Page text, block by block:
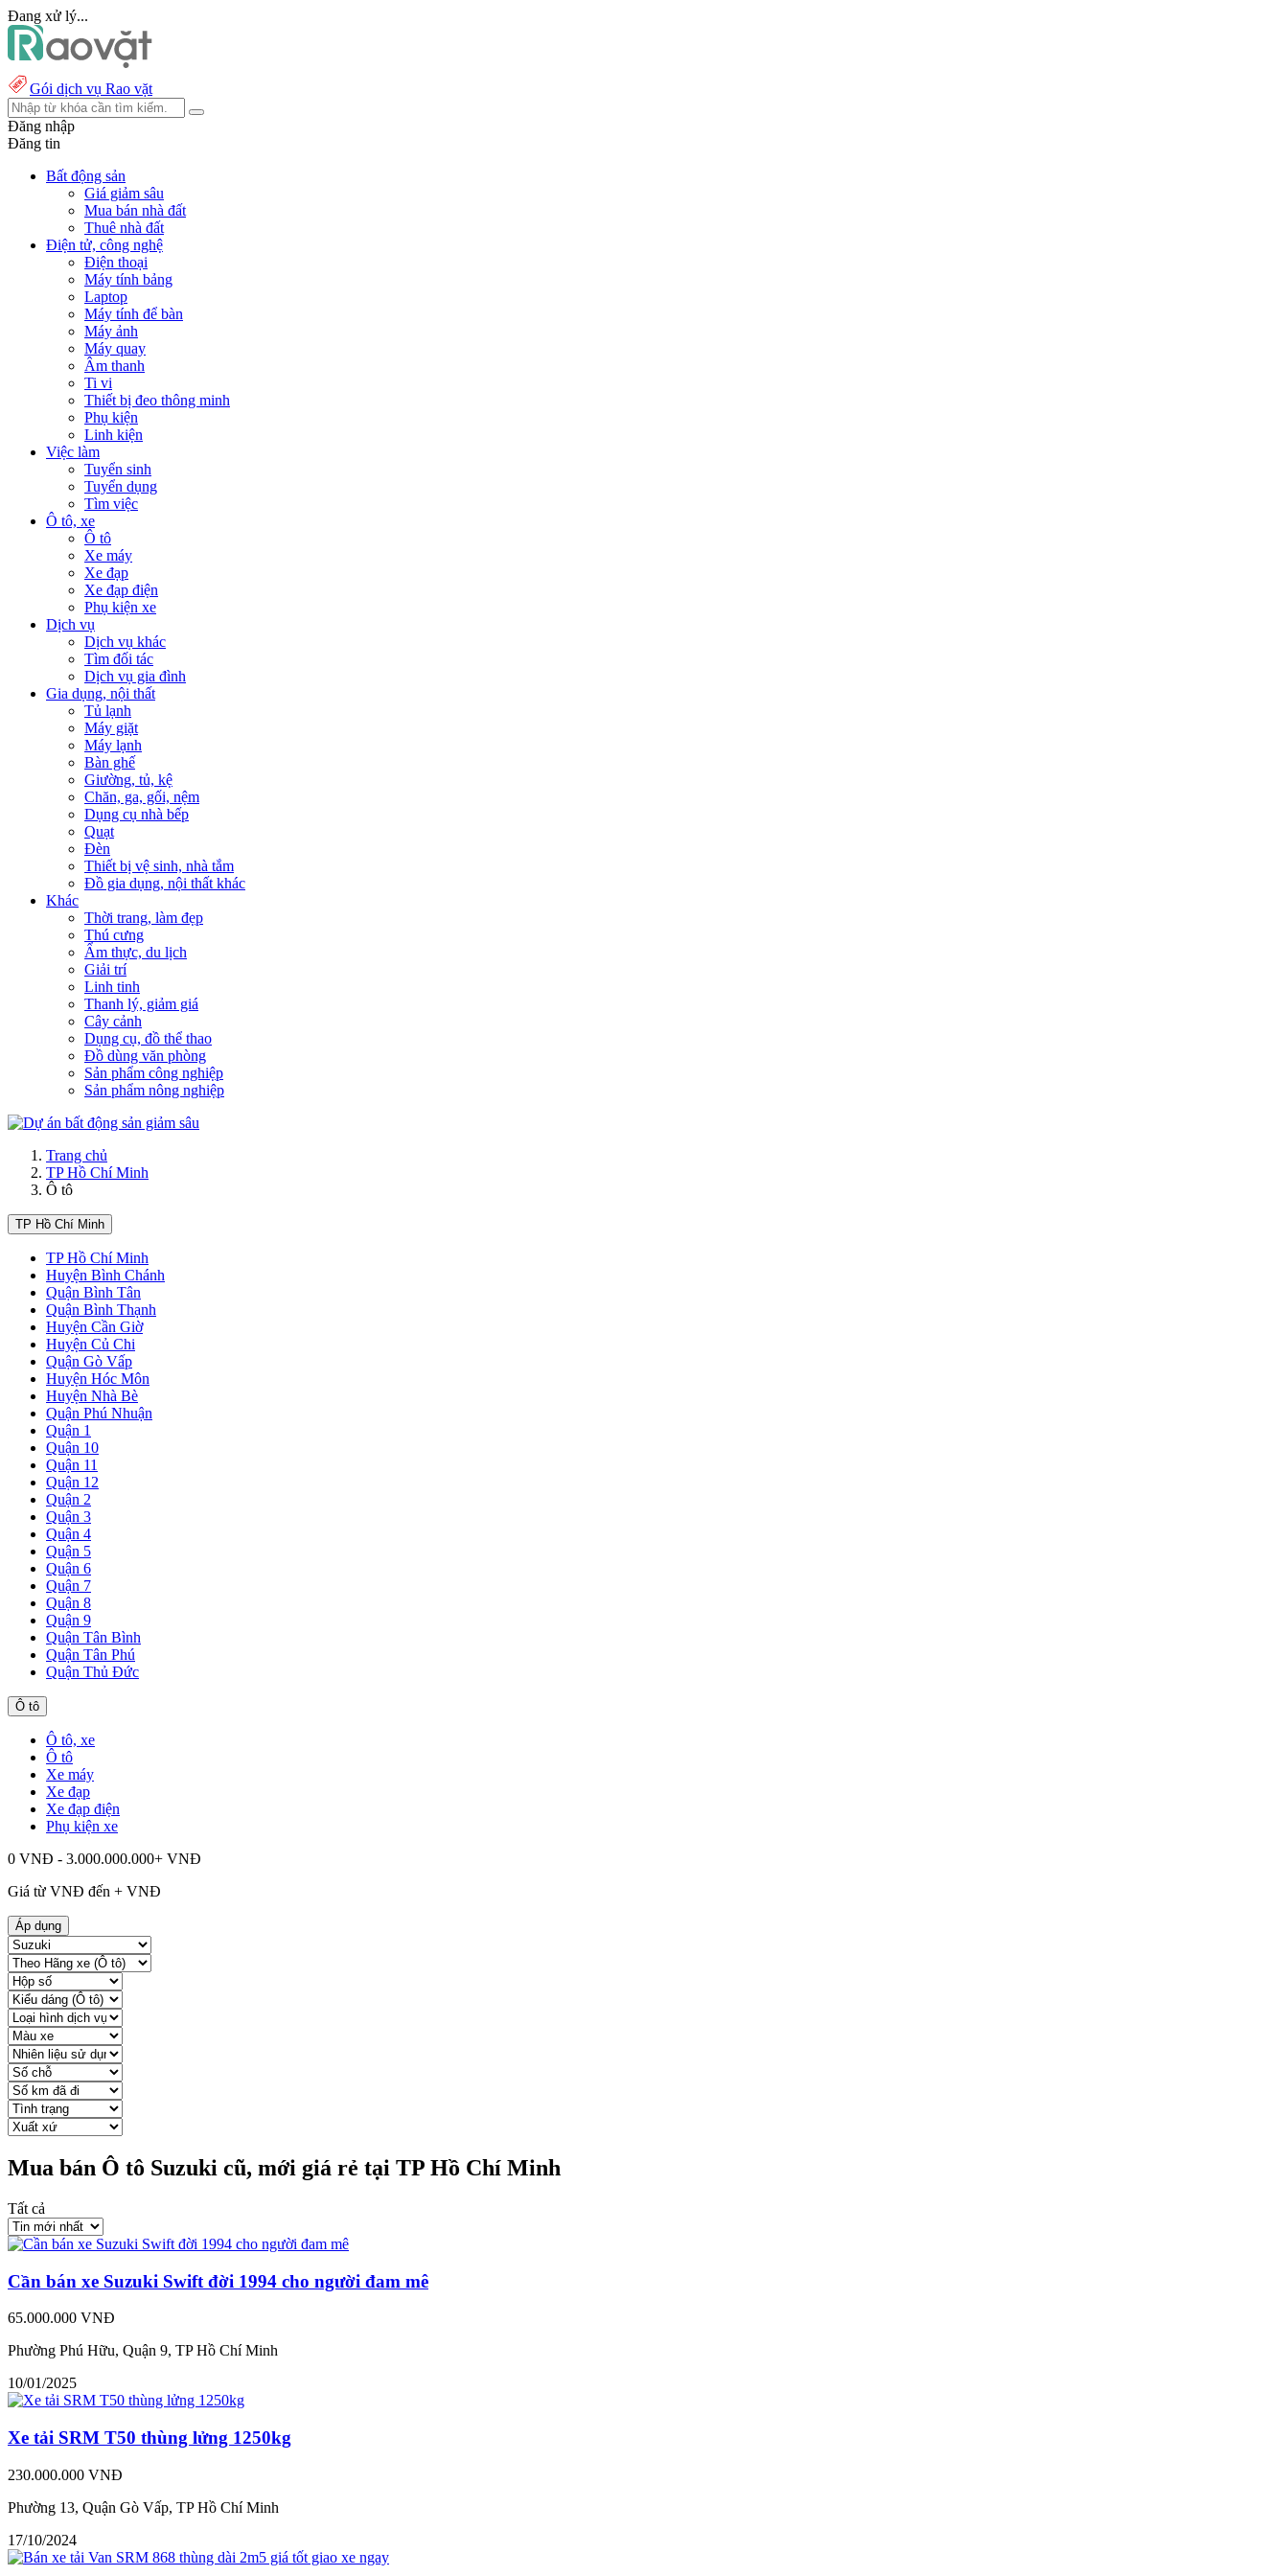
Đang xử lý...
Gói dịch vụ Rao vặt
Đăng nhập
Đăng tin
Bất động sản
Giá giảm sâu
Mua bán nhà đất
Thuê nhà đất
Điện tử, công nghệ
Điện thoại
Máy tính bảng
Laptop
Máy tính để bàn
Máy ảnh
Máy quay
Âm thanh
Ti vi
Thiết bị đeo thông minh
Phụ kiện
Linh kiện
Việc làm
Tuyển sinh
Tuyển dụng
Tìm việc
Ô tô, xe
Ô tô
Xe máy
Xe đạp
Xe đạp điện
Phụ kiện xe
Dịch vụ
Dịch vụ khác
Tìm đối tác
Dịch vụ gia đình
Gia dụng, nội thất
Tủ lạnh
Máy giặt
Máy lạnh
Bàn ghế
Giường, tủ, kệ
Chăn, ga, gối, nệm
Dụng cụ nhà bếp
Quạt
Đèn
Thiết bị vệ sinh, nhà tắm
Đồ gia dụng, nội thất khác
Khác
Thời trang, làm đẹp
Thú cưng
Ẩm thực, du lịch
Giải trí
Linh tinh
Thanh lý, giảm giá
Cây cảnh
Dụng cụ, đồ thể thao
Đồ dùng văn phòng
Sản phẩm công nghiệp
Sản phẩm nông nghiệp
Trang chủ
TP Hồ Chí Minh
Ô tô
TP Hồ Chí Minh
TP Hồ Chí Minh
Huyện Bình Chánh
Quận Bình Tân
Quận Bình Thạnh
Huyện Cần Giờ
Huyện Củ Chi
Quận Gò Vấp
Huyện Hóc Môn
Huyện Nhà Bè
Quận Phú Nhuận
Quận 1
Quận 10
Quận 11
Quận 12
Quận 2
Quận 3
Quận 4
Quận 5
Quận 6
Quận 7
Quận 8
Quận 9
Quận Tân Bình
Quận Tân Phú
Quận Thủ Đức
Ô tô
Ô tô, xe
Ô tô
Xe máy
Xe đạp
Xe đạp điện
Phụ kiện xe
0 VNĐ - 3.000.000.000+ VNĐ
Giá từ VNĐ đến + VNĐ
Áp dụng
Mua bán Ô tô Suzuki cũ, mới giá rẻ tại TP Hồ Chí Minh
Tất cả
Cần bán xe Suzuki Swift đời 1994 cho người đam mê
65.000.000 VNĐ
Phường Phú Hữu, Quận 9, TP Hồ Chí Minh
10/01/2025
Xe tải SRM T50 thùng lửng 1250kg
230.000.000 VNĐ
Phường 13, Quận Gò Vấp, TP Hồ Chí Minh
17/10/2024